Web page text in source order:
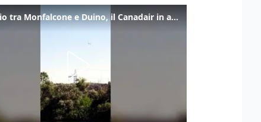
Incendio tra Monfalcone e Duino, il Canadair in azione per fermare le fiamme sul fronte dell’A4